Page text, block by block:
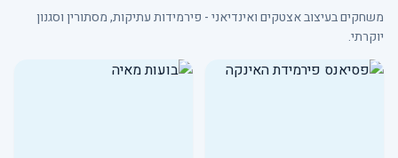
משחקים בעיצוב אצטקים ואינדיאני - פירמידות עתיקות, מסתורין וסגנון
יוקרתי.